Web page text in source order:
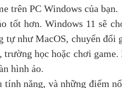
trên PC Windows của bạn.
tốt hơn. Windows 11 sẽ
tự như MacOS, chuyển đổi
trường học hoặc chơi
hình ảo.
tính năng, và những điểm